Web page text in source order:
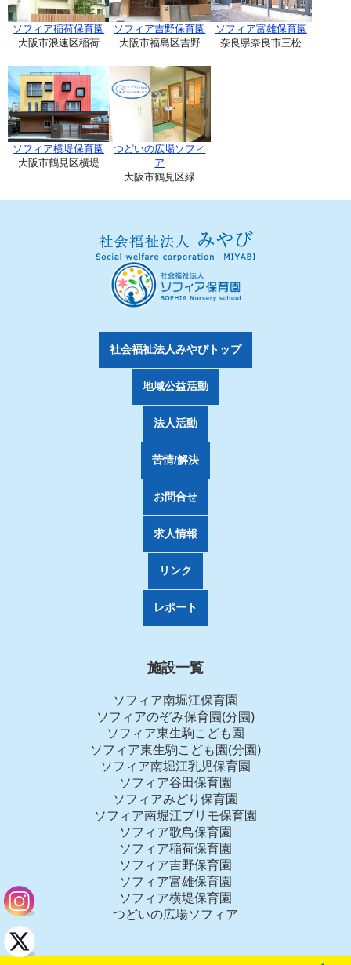
ソフィア稲荷保育園
大阪市浪速区稲荷
ソフィア吉野保育園
大阪市福島区吉野
ソフィア富雄保育園
奈良県奈良市三松
ソフィア横堤保育園
大阪市鶴見区横堤
つどいの広場ソフィ
ア
大阪市鶴見区緑
社会福祉法人みやびトップ
地域公益活動
法人活動
苦情/解決
お問合せ
求人情報
リンク
レポート
施設一覧
ソフィア南堀江保育園
ソフィアのぞみ保育園(分園)
ソフィア東生駒こども園
ソフィア東生駒こども園(分園)
ソフィア南堀江乳児保育園
ソフィア谷田保育園
ソフィアみどり保育園
ソフィア南堀江プリモ保育園
ソフィア歌島保育園
ソフィア稲荷保育園
ソフィア吉野保育園
ソフィア富雄保育園
ソフィア横堤保育園
つどいの広場ソフィア